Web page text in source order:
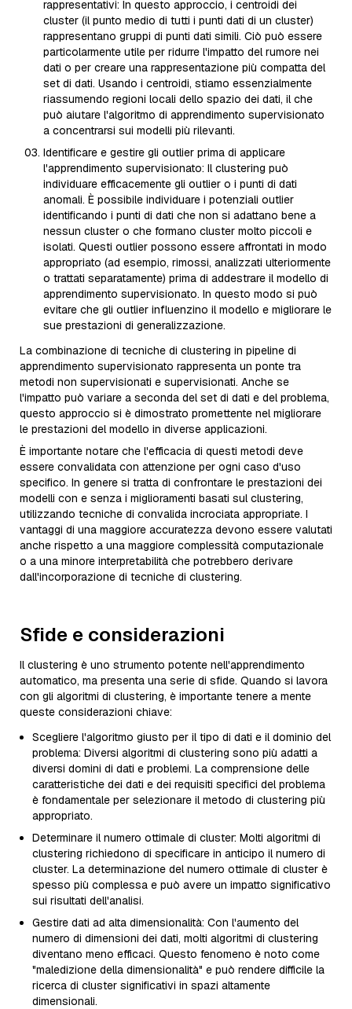
rappresentativi: In questo approccio, i centroidi dei
cluster (il punto medio di tutti i punti dati di un cluster)
rappresentano gruppi di punti dati simili. Ciò può essere
particolarmente utile per ridurre l'impatto del rumore nei
dati o per creare una rappresentazione più compatta del
set di dati. Usando i centroidi, stiamo essenzialmente
riassumendo regioni locali dello spazio dei dati, il che
può aiutare l'algoritmo di apprendimento supervisionato
a concentrarsi sui modelli più rilevanti.
Identificare e gestire gli outlier prima di applicare
l'apprendimento supervisionato: Il clustering può
individuare efficacemente gli outlier o i punti di dati
anomali. È possibile individuare i potenziali outlier
identificando i punti di dati che non si adattano bene a
nessun cluster o che formano cluster molto piccoli e
isolati. Questi outlier possono essere affrontati in modo
appropriato (ad esempio, rimossi, analizzati ulteriormente
o trattati separatamente) prima di addestrare il modello di
apprendimento supervisionato. In questo modo si può
evitare che gli outlier influenzino il modello e migliorare le
sue prestazioni di generalizzazione.
La combinazione di tecniche di clustering in pipeline di
apprendimento supervisionato rappresenta un ponte tra
metodi non supervisionati e supervisionati. Anche se
l'impatto può variare a seconda del set di dati e del problema,
questo approccio si è dimostrato promettente nel migliorare
le prestazioni del modello in diverse applicazioni.
È importante notare che l'efficacia di questi metodi deve
essere convalidata con attenzione per ogni caso d'uso
specifico. In genere si tratta di confrontare le prestazioni dei
modelli con e senza i miglioramenti basati sul clustering,
utilizzando tecniche di convalida incrociata appropriate. I
vantaggi di una maggiore accuratezza devono essere valutati
anche rispetto a una maggiore complessità computazionale
o a una minore interpretabilità che potrebbero derivare
dall'incorporazione di tecniche di clustering.
Sfide e considerazioni
Il clustering è uno strumento potente nell'apprendimento
automatico, ma presenta una serie di sfide. Quando si lavora
con gli algoritmi di clustering, è importante tenere a mente
queste considerazioni chiave:
Scegliere l'algoritmo giusto per il tipo di dati e il dominio del
problema: Diversi algoritmi di clustering sono più adatti a
diversi domini di dati e problemi. La comprensione delle
caratteristiche dei dati e dei requisiti specifici del problema
è fondamentale per selezionare il metodo di clustering più
appropriato.
Determinare il numero ottimale di cluster: Molti algoritmi di
clustering richiedono di specificare in anticipo il numero di
cluster. La determinazione del numero ottimale di cluster è
spesso più complessa e può avere un impatto significativo
sui risultati dell'analisi.
Gestire dati ad alta dimensionalità: Con l'aumento del
numero di dimensioni dei dati, molti algoritmi di clustering
diventano meno efficaci. Questo fenomeno è noto come
"maledizione della dimensionalità" e può rendere difficile la
ricerca di cluster significativi in spazi altamente
dimensionali.